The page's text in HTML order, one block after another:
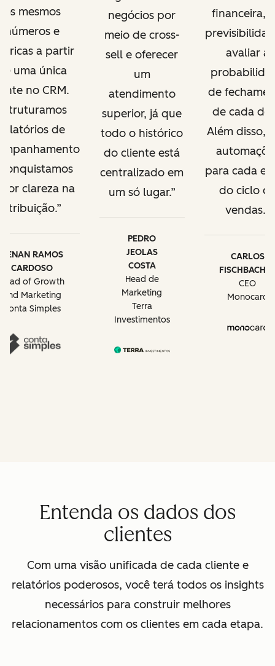
os mesmos
números e
a partir
uma única
no CRM.
de
clareza na
atribuição.
RENAN RAMOS
CARDOSO
Head of Growth
and Marketing
Conta Simples
negócios por
meio de cross-
sell e oferecer
um
atendimento
superior, já que
todo o histórico
do cliente está
centralizado em
um só lugar.
PEDRO
JEOLAS
COSTA
Head de
Marketing
Terra
Investimentos
financeira,
avaliar a
de
de cada
Além disso,
para cada
do ciclo
vendas.
CARLOS
CEO
Monocard
Entenda os dados dos
clientes
Com uma visão unificada de cada cliente e
relatórios poderosos, você terá todos os insights
necessários para construir melhores
relacionamentos com os clientes em cada etapa.